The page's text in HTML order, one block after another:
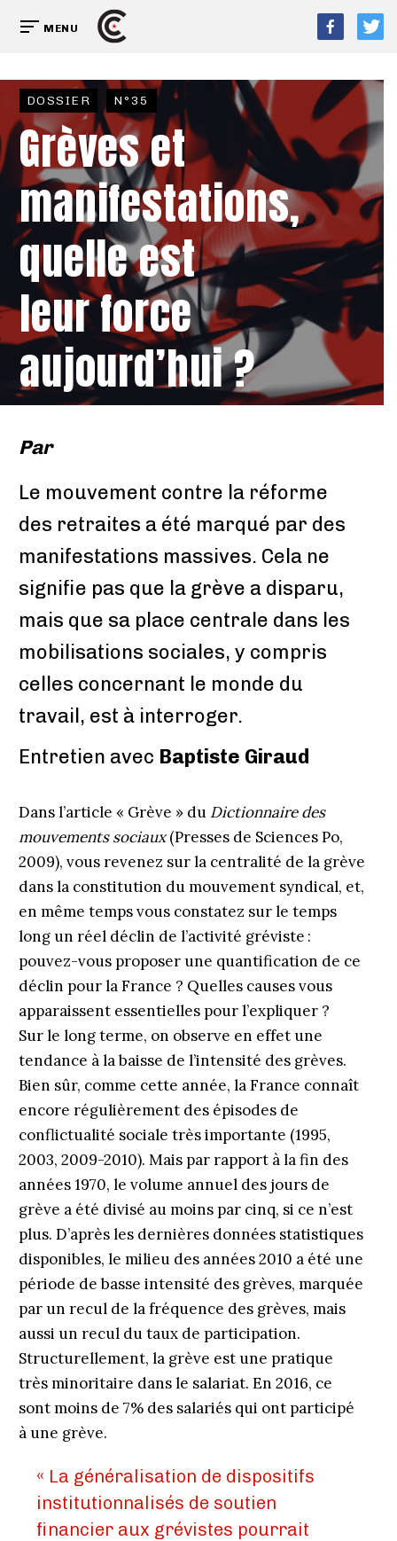
MENU
DOSSIER N°35
Grèves et
manifestations,
quelle est
leur force
aujourd’hui ?
Par
Le mouvement contre la réforme
des retraites a été marqué par des
manifestations massives. Cela ne
signifie pas que la grève a disparu,
mais que sa place centrale dans les
mobilisations sociales, y compris
celles concernant le monde du
travail, est à interroger.
Entretien avec Baptiste Giraud
Dans l’article « Grève » du Dictionnaire des
mouvements sociaux(Presses de Sciences Po,
2009), vous revenez sur la centralité de la grève
dans la constitution du mouvement syndical, et,
en même temps vous constatez sur le temps
long un réel déclin de l’activité gréviste :
pouvez-vous proposer une quantification de ce
déclin pour la France ? Quelles causes vous
apparaissent essentielles pour l’expliquer ?
Sur le long terme, on observe en effet une
tendance à la baisse de l’intensité des grèves.
Bien sûr, comme cette année, la France connaît
encore régulièrement des épisodes de
conflictualité sociale très importante (1995,
2003, 2009-2010). Mais par rapport à la fin des
années 1970, le volume annuel des jours de
grève a été divisé au moins par cinq, si ce n’est
plus. D’après les dernières données statistiques
disponibles, le milieu des années 2010 a été une
période de basse intensité des grèves, marquée
par un recul de la fréquence des grèves, mais
aussi un recul du taux de participation.
Structurellement, la grève est une pratique
très minoritaire dans le salariat. En 2016, ce
sont moins de 7% des salariés qui ont participé
à une grève.
« La généralisation de dispositifs
institutionnalisés de soutien
financier aux grévistes pourrait